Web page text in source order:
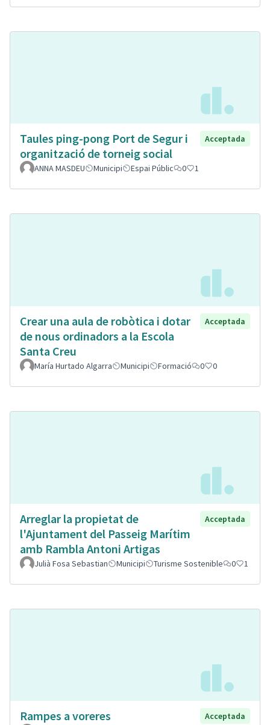
Taules ping-pong Port de Segur i
organització de torneig social
Acceptada
ANNA MASDEU Municipi Espai Públic 0 1
Crear una aula de robòtica i dotar
de nous ordinadors a la Escola
Santa Creu
Acceptada
María Hurtado Algarra Municipi Formació 0 0
Arreglar la propietat de
l'Ajuntament del Passeig Marítim
amb Rambla Antoni Artigas
Acceptada
Julià Fosa Sebastian Municipi Turisme Sostenible 0 1
Rampes a voreres Acceptada